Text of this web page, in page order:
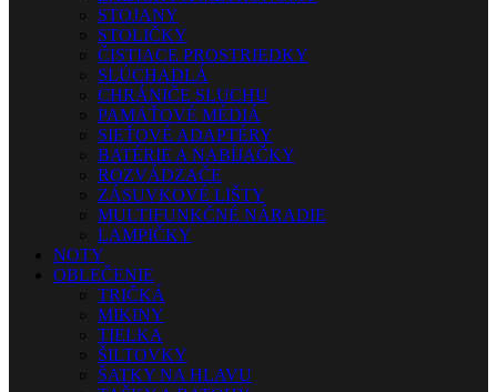
STOJANY
STOLIČKY
ČISTIACE PROSTRIEDKY
SLÚCHADLÁ
CHRÁNIČE SLUCHU
PAMÄŤOVÉ MÉDIÁ
SIEŤOVÉ ADAPTÉRY
BATÉRIE A NABÍJAČKY
ROZVÁDZAČE
ZÁSUVKOVÉ LIŠTY
MULTIFUNKČNÉ NÁRADIE
LAMPIČKY
NOTY
OBLEČENIE
TRIČKÁ
MIKINY
TIELKA
ŠILTOVKY
ŠATKY NA HLAVU